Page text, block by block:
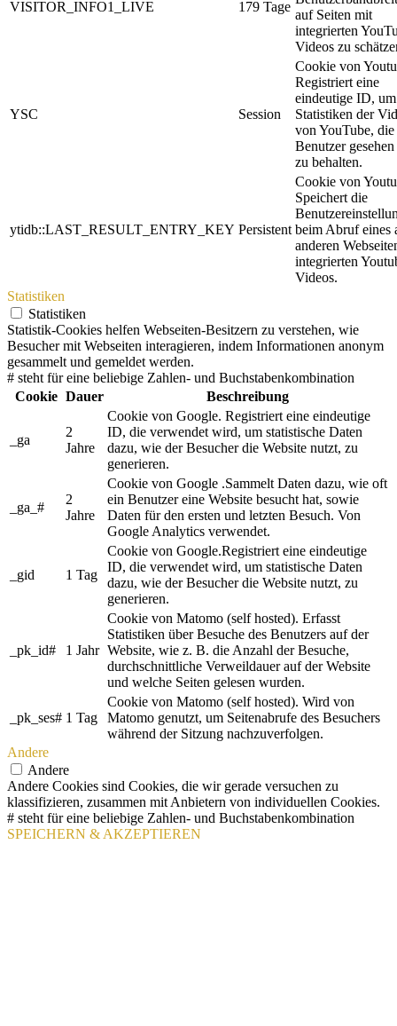
VISITOR_INFO1_LIVE 179 Tage
auf Seiten mit
integrierten
Videos zu
YSC Session
Cookie von
Registriert eine
eindeutige ID, um
Statistiken der
von YouTube, die
Benutzer
zu behalten.
ytidb::LAST_RESULT_ENTRY_KEY Persistent
Cookie von
Speichert die
beim Abruf eines
anderen
integrierten
Videos.
Statistiken
Statistiken
Statistik-Cookies helfen Webseiten-Besitzern zu verstehen, wie
Besucher mit Webseiten interagieren, indem Informationen anonym
gesammelt und gemeldet werden.
# steht für eine beliebige Zahlen- und Buchstabenkombination
Cookie Dauer Beschreibung
_ga
2
Jahre
Cookie von Google. Registriert eine eindeutige
ID, die verwendet wird, um statistische Daten
dazu, wie der Besucher die Website nutzt, zu
generieren.
_ga_#
2
Jahre
Cookie von Google .Sammelt Daten dazu, wie oft
ein Benutzer eine Website besucht hat, sowie
Daten für den ersten und letzten Besuch. Von
Google Analytics verwendet.
_gid 1 Tag
Cookie von Google.Registriert eine eindeutige
ID, die verwendet wird, um statistische Daten
dazu, wie der Besucher die Website nutzt, zu
generieren.
_pk_id# 1 Jahr
Cookie von Matomo (self hosted). Erfasst
Statistiken über Besuche des Benutzers auf der
Website, wie z. B. die Anzahl der Besuche,
durchschnittliche Verweildauer auf der Website
und welche Seiten gelesen wurden.
_pk_ses# 1 Tag
Cookie von Matomo (self hosted). Wird von
Matomo genutzt, um Seitenabrufe des Besuchers
während der Sitzung nachzuverfolgen.
Andere
Andere
Andere Cookies sind Cookies, die wir gerade versuchen zu
klassifizieren, zusammen mit Anbietern von individuellen Cookies.
# steht für eine beliebige Zahlen- und Buchstabenkombination
SPEICHERN & AKZEPTIEREN